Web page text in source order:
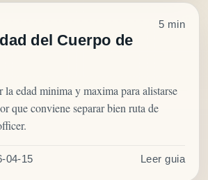
5 min
del Cuerpo de
la edad minima y maxima para alistarse
que conviene separar bien ruta de
04-15 Leer guia